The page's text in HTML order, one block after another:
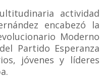
actividad
encabezó la
Moderno
Partido Esperanza
jóvenes y líderes